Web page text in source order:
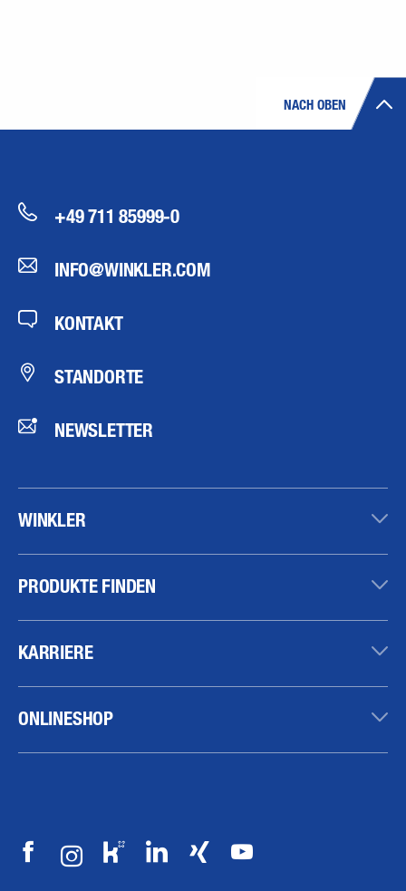
NACH OBEN
+49 711 85999-0
INFO@WINKLER.COM
KONTAKT
STANDORTE
NEWSLETTER
WINKLER
PRODUKTE FINDEN
KARRIERE
ONLINESHOP